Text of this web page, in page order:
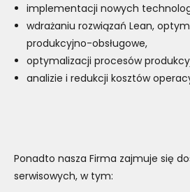
implementacji nowych
wdrażaniu rozwiązań Lean,
produkcyjno-obsługowe,
optymalizacji procesów
analizie i redukcji kosztów
Ponadto nasza Firma zajmuje się
serwisowych, w tym: